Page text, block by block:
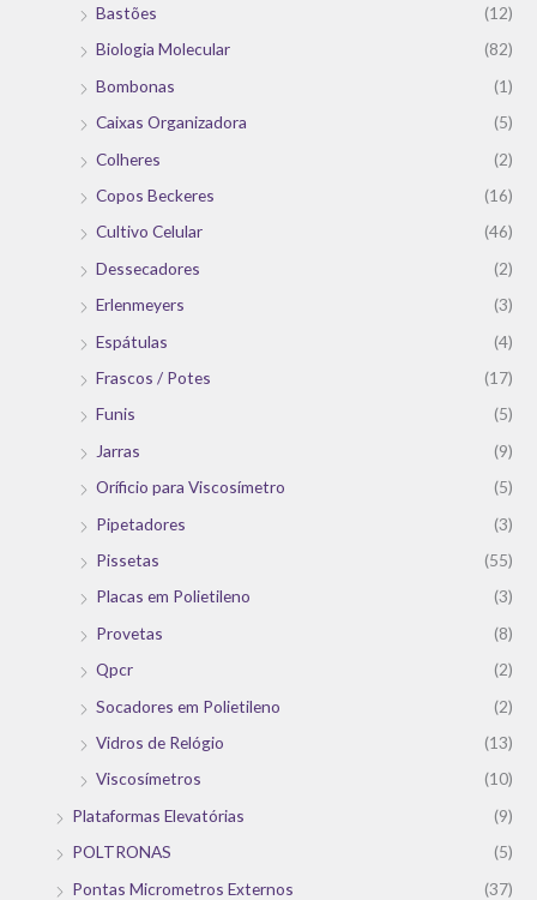
Bastões
(12)
Biologia Molecular
(82)
Bombonas
(1)
Caixas Organizadora
(5)
Colheres
(2)
Copos Beckeres
(16)
Cultivo Celular
(46)
Dessecadores
(2)
Erlenmeyers
(3)
Espátulas
(4)
Frascos / Potes
(17)
Funis
(5)
Jarras
(9)
Oríficio para Viscosímetro
(5)
Pipetadores
(3)
Pissetas
(55)
Placas em Polietileno
(3)
Provetas
(8)
Qpcr
(2)
Socadores em Polietileno
(2)
Vidros de Relógio
(13)
Viscosímetros
(10)
Plataformas Elevatórias
(9)
POLTRONAS
(5)
Pontas Micrometros Externos
(37)